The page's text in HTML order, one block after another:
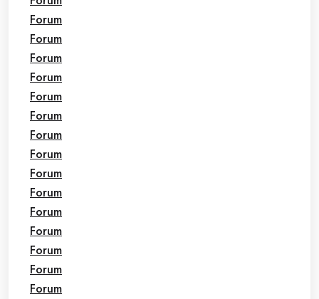
Forum
Forum
Forum
Forum
Forum
Forum
Forum
Forum
Forum
Forum
Forum
Forum
Forum
Forum
Forum